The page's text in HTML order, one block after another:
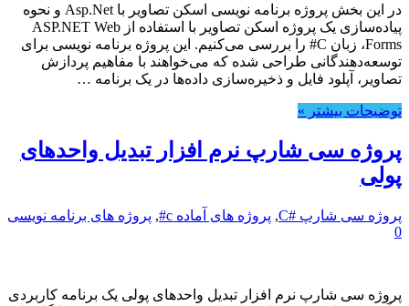
در این بخش پروژه برنامه نویسی اسکن تصاویر با Asp.Net و نحوه
پیاده‌سازی یک پروژه اسکن تصاویر با استفاده از ASP.NET Web
Forms، زبان C# را بررسی می‌کنیم. این پروژه برنامه نویسی برای
توسعه‌دهندگانی طراحی شده که می‌خواهند با مفاهیم پردازش
تصاویر، آپلود فایل و ذخیره‌سازی داده‌ها در یک برنامه …
توضیحات بیشتر »
پروژه سی شارپ نرم افزار تبدیل واحدهای
پولی
پروژه سی شارپ #C , پروژه های آماده c# , پروژه های برنامه نویسی
0
پروژه سی شارپ نرم افزار تبدیل واحدهای پولی یک برنامه کاربردی